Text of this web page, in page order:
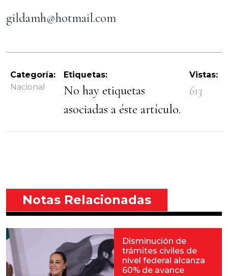
gildamh@hotmail.com
Categoría:
Nacional
Etiquetas:
No hay etiquetas
asociadas a éste artículo.
Vistas:
613
Notas Relacionadas
Disminución de
trámites civiles de
nivel federal alcanza
60% de avance